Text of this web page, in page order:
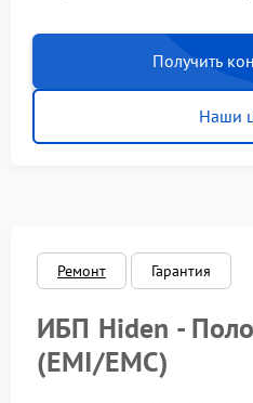
Получить
Наши
Ремонт Гарантия
ИБП Hiden -
(EMI/EMC)